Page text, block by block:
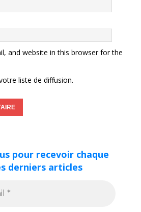
and website in this browser for the
liste de diffusion.
pour recevoir chaque
derniers articles